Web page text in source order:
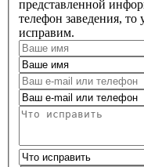
представленной
телефон заведения,
исправим.